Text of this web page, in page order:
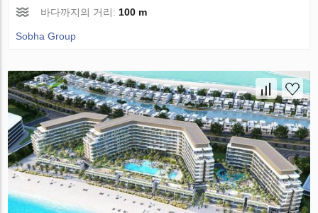
바다까지의 거리: 100 m
Sobha Group